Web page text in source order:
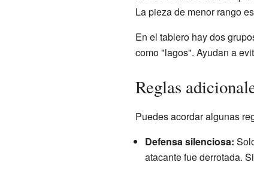
La pieza de menor rango
En el tablero hay dos
como "lagos". Ayudan a
Reglas
Puedes acordar algunas
Defensa silenciosa:
atacante fue derrotada.